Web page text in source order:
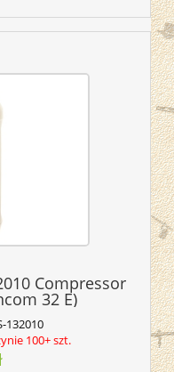
Compressor
32 E)
132010
100+ szt.